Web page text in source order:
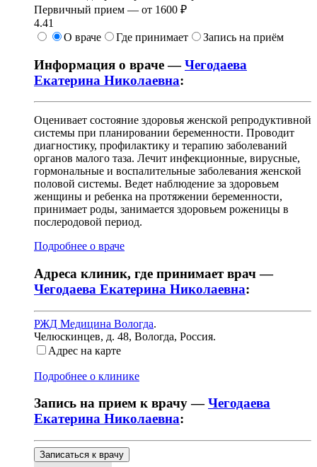
Первичный прием — от 1600 ₽
4.41
О враче
Где принимает Запись на приём
Информация о враче —Чегодаева
Екатерина Николаевна:
Оценивает состояние здоровья женской репродуктивной
системы при планировании беременности. Проводит
диагностику, профилактику и терапию заболеваний
органов малого таза. Лечит инфекционные, вирусные,
гормональные и воспалительные заболевания женской
половой системы. Ведет наблюдение за здоровьем
женщины и ребенка на протяжении беременности,
принимает роды, занимается здоровьем роженицы в
послеродовой период.
Подробнее о враче
Адреса клиник, где принимает врач —
Чегодаева Екатерина Николаевна:
РЖД Медицина Вологда.
Челюскинцев, д. 48, Вологда, Россия.
Адрес на карте
Подробнее о клинике
Запись на прием к врачу —Чегодаева
Екатерина Николаевна:
Записаться к врачу